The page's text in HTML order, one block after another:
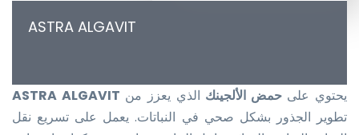
ASTRA ALGAVIT
ASTRA ALGAVIT يحتوي علىحمض الألجينك الذي يعزز من
تطوير الجذور بشكل صحي في النباتات. يعمل على تسريع نقل